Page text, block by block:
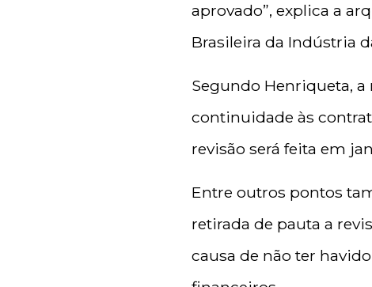
aprovado”, explica a
Brasileira da Indústria
Segundo Henriqueta,
continuidade às
revisão será feita em
Entre outros pontos
retirada de pauta a
causa de não ter